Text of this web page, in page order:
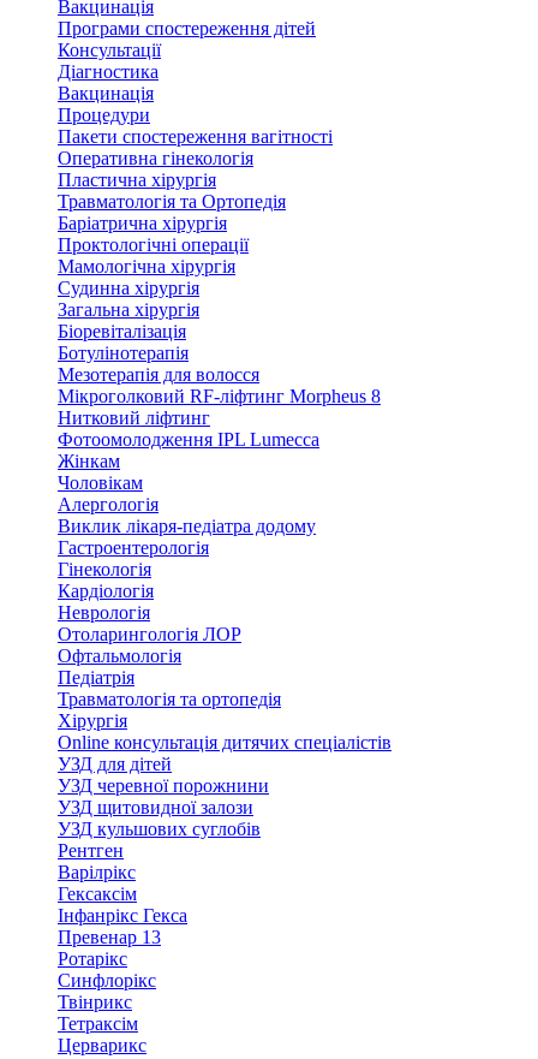
Вакцинація
Програми спостереження дітей
Консультації
Діагностика
Вакцинація
Процедури
Пакети спостереження вагітності
Оперативна гінекологія
Пластична хірургія
Травматологія та Ортопедія
Баріатрична хірургія
Проктологічні операції
Мамологічна хірургія
Судинна хірургія
Загальна хірургія
Біоревіталізація
Ботулінотерапія
Мезотерапія для волосся
Мікроголковий RF-ліфтинг Morpheus 8
Нитковий ліфтинг
Фотоомолодження IPL Lumecca
Жінкам
Чоловікам
Алергологія
Виклик лікаря-педіатра додому
Гастроентерологія
Гінекологія
Кардіологія
Неврологія
Отоларингологія ЛОР
Офтальмологія
Педіатрія
Травматологія та ортопедія
Хірургія
Online консультація дитячих спеціалістів
УЗД для дітей
УЗД черевної порожнини
УЗД щитовидної залози
УЗД кульшових суглобів
Рентген
Варілрікс
Гексаксім
Інфанрікс Гекса
Превенар 13
Ротарікс
Синфлорікс
Твінрикс
Тетраксім
Церварикс